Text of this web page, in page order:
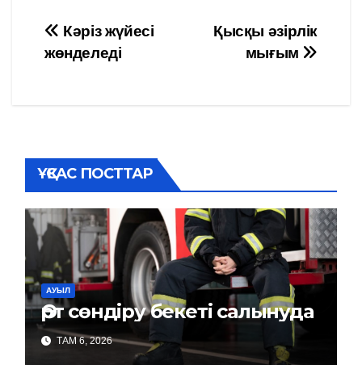
Навигация
по
Қысқы әзірлік
мығым
Кәріз жүйесі
жөнделеді
ҰҚСАС ПОСТТАР
АУЫЛ
Өрт сөндіру бекеті салынуда
ТАМ 6, 2026